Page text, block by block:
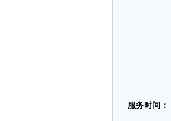
服务时间：